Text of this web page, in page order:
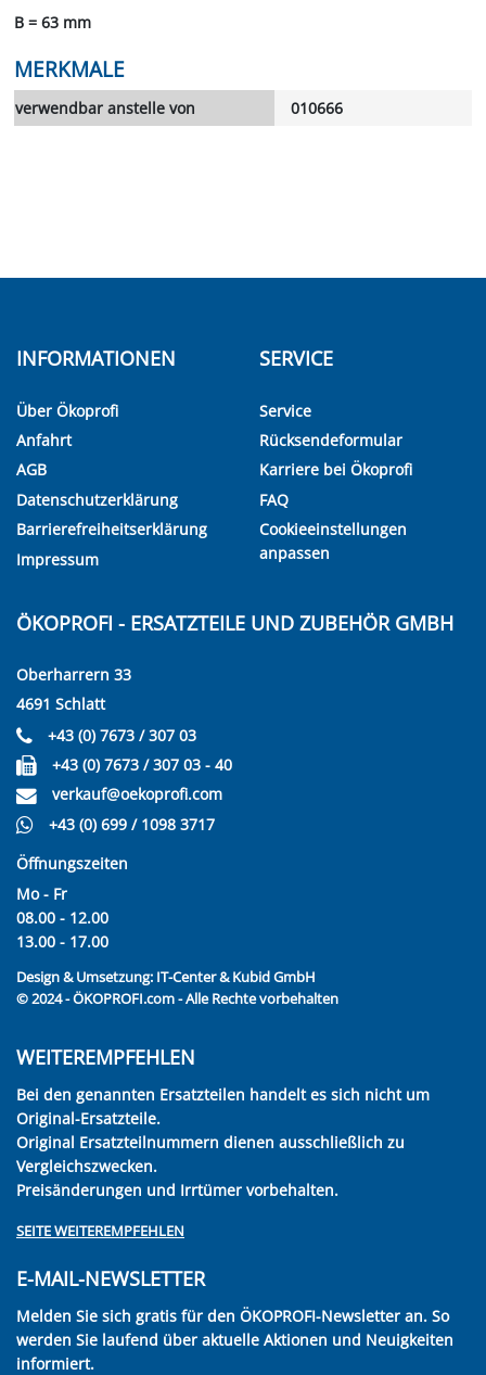
B = 63 mm
MERKMALE
verwendbar anstelle von 010666
INFORMATIONEN
Über Ökoprofi
Anfahrt
AGB
Datenschutzerklärung
Barrierefreiheitserklärung
Impressum
SERVICE
Service
Rücksendeformular
Karriere bei Ökoprofi
FAQ
Cookieeinstellungen
anpassen
ÖKOPROFI - ERSATZTEILE UND ZUBEHÖR GMBH
Oberharrern 33
4691 Schlatt
+43 (0) 7673 / 307 03
+43 (0) 7673 / 307 03 - 40
verkauf@oekoprofi.com
+43 (0) 699 / 1098 3717
Öffnungszeiten
Mo - Fr
08.00 - 12.00
13.00 - 17.00
Design & Umsetzung: IT-Center & Kubid GmbH
© 2024 - ÖKOPROFI.com - Alle Rechte vorbehalten
WEITEREMPFEHLEN
Bei den genannten Ersatzteilen handelt es sich nicht um
Original-Ersatzteile.
Original Ersatzteilnummern dienen ausschließlich zu
Vergleichszwecken.
Preisänderungen und Irrtümer vorbehalten.
SEITE WEITEREMPFEHLEN
E-MAIL-NEWSLETTER
Melden Sie sich gratis für den ÖKOPROFI-Newsletter an. So
werden Sie laufend über aktuelle Aktionen und Neuigkeiten
informiert.